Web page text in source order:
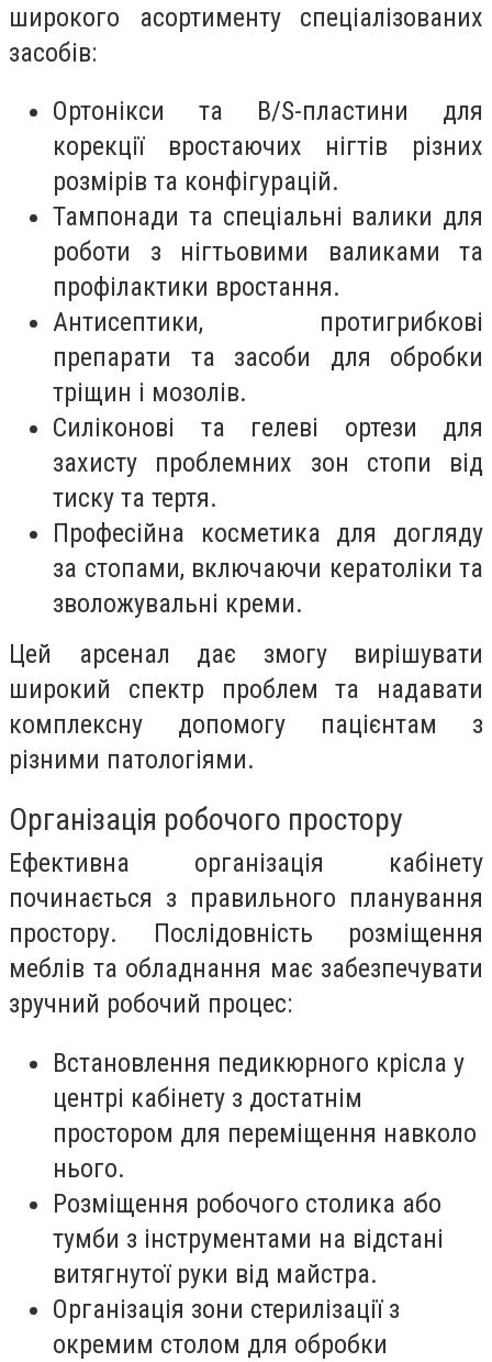
широкого асортименту спеціалізованих
засобів:
Ортонікси та B/S-пластини для
корекції вростаючих нігтів різних
розмірів та конфігурацій.
Тампонади та спеціальні валики для
роботи з нігтьовими валиками та
профілактики вростання.
Антисептики, протигрибкові
препарати та засоби для обробки
тріщин і мозолів.
Силіконові та гелеві ортези для
захисту проблемних зон стопи від
тиску та тертя.
Професійна косметика для догляду
за стопами, включаючи кератоліки та
зволожувальні креми.
Цей арсенал дає змогу вирішувати
широкий спектр проблем та надавати
комплексну допомогу пацієнтам з
різними патологіями.
Організація робочого простору
Ефективна організація кабінету
починається з правильного планування
простору. Послідовність розміщення
меблів та обладнання має забезпечувати
зручний робочий процес:
Встановлення педикюрного крісла у
центрі кабінету з достатнім
простором для переміщення навколо
нього.
Розміщення робочого столика або
тумби з інструментами на відстані
витягнутої руки від майстра.
Організація зони стерилізації з
окремим столом для обробки